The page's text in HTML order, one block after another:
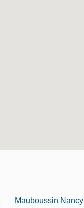
Mauboussin Nancy